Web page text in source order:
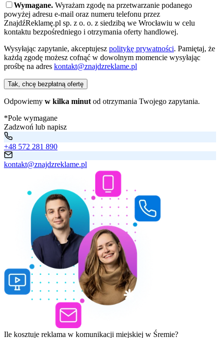
Wymagane. Wyrażam zgodę na przetwarzanie podanego
powyżej adresu e-mail oraz numeru telefonu przez
ZnajdźReklamę.pl sp. z o. o. z siedzibą we Wrocławiu w celu
kontaktu bezpośredniego i otrzymania oferty handlowej.
Wysyłając zapytanie, akceptujesz politykę prywatności. Pamiętaj, że
każdą zgodę możesz cofnąć w dowolnym momencie wysyłając
prośbę na adres kontakt@znajdzreklame.pl
Tak, chcę bezpłatną ofertę
Odpowiemy w kilka minut od otrzymania Twojego zapytania.
*Pole wymagane
Zadzwoń lub napisz
+48 572 281 890
kontakt@znajdzreklame.pl
Ile kosztuje reklama w komunikacji miejskiej w Śremie?